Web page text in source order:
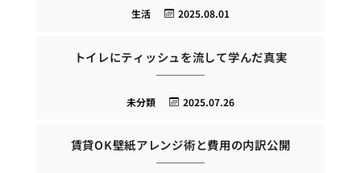
2025.08.01
生活
トイレにティッシュを流して学んだ真実
2025.07.26
未分類
賃貸OK壁紙アレンジ術と費用の内訳公開